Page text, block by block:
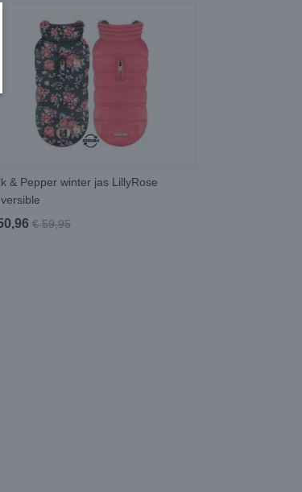
& Pepper winter jas LillyRose
€ 59,95